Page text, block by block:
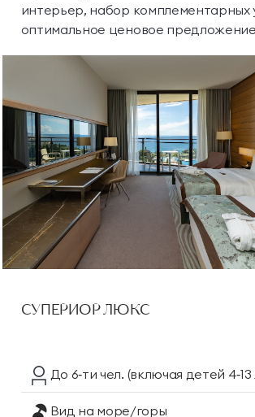
интерьер, набор комплементарных
оптимальное ценовое
СУПЕРИОР ЛЮКС
До 6‑ти чел. (включая детей 4‑13
Вид на море/горы